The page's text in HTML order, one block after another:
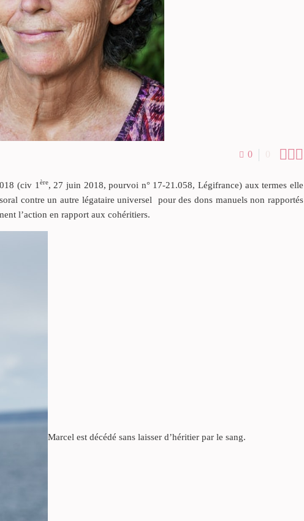
0 0 
(civ 1 ère, 27 juin 2018, pourvoi n° 17-21.058, Légifrance) aux termes elle
contre un autre légataire universel pour des dons manuels non rapportés
l’action en rapport aux cohéritiers.
Marcel est décédé sans laisser d’héritier par le sang.